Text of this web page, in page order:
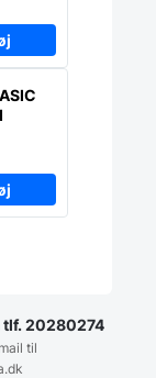
tlf. 20280274
til